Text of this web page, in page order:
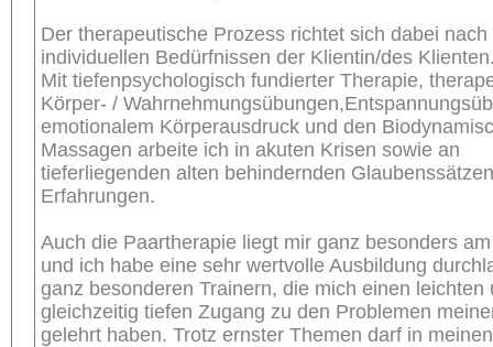
Der therapeutische Prozess richtet sich dabei nach
individuellen Bedürfnissen der Klientin/des
Mit tiefenpsychologisch fundierter Therapie,
Körper- /
emotionalem Körperausdruck und den
Massagen arbeite ich in akuten Krisen sowie an
tieferliegenden alten behindernden
Erfahrungen.
Auch die Paartherapie liegt mir ganz besonders
und ich habe eine sehr wertvolle Ausbildung
ganz besonderen Trainern, die mich einen leichten
gleichzeitig tiefen Zugang zu den Problemen
gelehrt haben. Trotz ernster Themen darf in meinen